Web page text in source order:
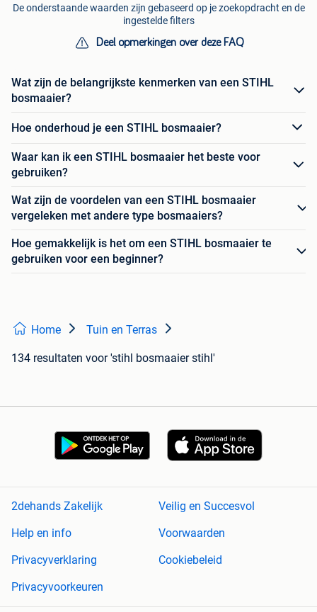
De onderstaande waarden zijn gebaseerd op je zoekopdracht en de
ingestelde filters
Deel opmerkingen over deze FAQ
Wat zijn de belangrijkste kenmerken van een STIHL
bosmaaier?
Hoe onderhoud je een STIHL bosmaaier?
Waar kan ik een STIHL bosmaaier het beste voor
gebruiken?
Wat zijn de voordelen van een STIHL bosmaaier
vergeleken met andere type bosmaaiers?
Hoe gemakkelijk is het om een STIHL bosmaaier te
gebruiken voor een beginner?
Home Tuin en Terras
134 resultaten voor 'stihl bosmaaier stihl'
2dehands Zakelijk
Veilig en Succesvol
Help en info
Voorwaarden
Privacyverklaring
Cookiebeleid
Privacyvoorkeuren